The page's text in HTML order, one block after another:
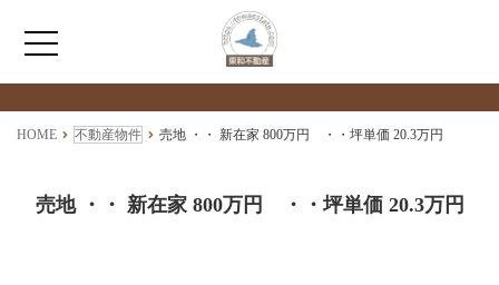
HOME
検索物件の詳細
****
HOME 不動産物件 売地 ・・ 新在家 800万円 ・・坪単価 20.3万円
売地 ・・ 新在家 800万円 ・・坪単価 20.3万円